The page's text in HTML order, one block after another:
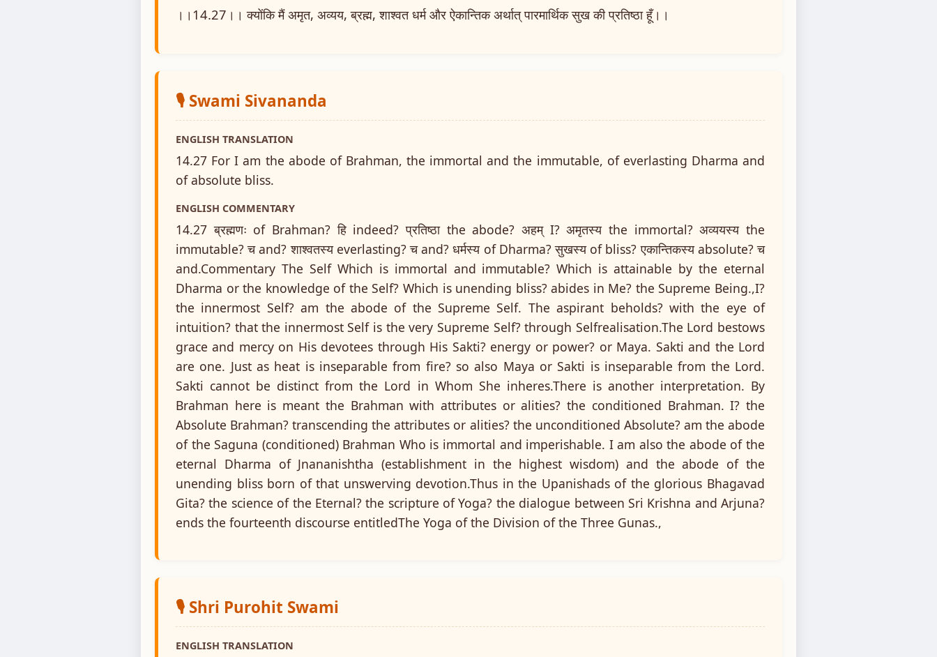
।।14.27।। क्योंकि मैं अमृत, अव्यय, ब्रह्म, शाश्वत धर्म और ऐकान्तिक अर्थात् पारमार्थिक सुख की प्रतिष्ठा हूँ।।
🎙️ Swami Sivananda
ENGLISH TRANSLATION
14.27 For I am the abode of Brahman, the immortal and the immutable, of everlasting Dharma and
of absolute bliss.
ENGLISH COMMENTARY
14.27 ब्रह्मणः of Brahman? हि indeed? प्रतिष्ठा the abode? अहम् I? अमृतस्य the immortal? अव्ययस्य the
immutable? च and? शाश्वतस्य everlasting? च and? धर्मस्य of Dharma? सुखस्य of bliss? एकान्तिकस्य absolute? च
and.Commentary The Self Which is immortal and immutable? Which is attainable by the eternal
Dharma or the knowledge of the Self? Which is unending bliss? abides in Me? the Supreme Being.,I?
the innermost Self? am the abode of the Supreme Self. The aspirant beholds? with the eye of
intuition? that the innermost Self is the very Supreme Self? through Selfrealisation.The Lord bestows
grace and mercy on His devotees through His Sakti? energy or power? or Maya. Sakti and the Lord
are one. Just as heat is inseparable from fire? so also Maya or Sakti is inseparable from the Lord.
Sakti cannot be distinct from the Lord in Whom She inheres.There is another interpretation. By
Brahman here is meant the Brahman with attributes or alities? the conditioned Brahman. I? the
Absolute Brahman? transcending the attributes or alities? the unconditioned Absolute? am the abode
of the Saguna (conditioned) Brahman Who is immortal and imperishable. I am also the abode of the
eternal Dharma of Jnananishtha (establishment in the highest wisdom) and the abode of the
unending bliss born of that unswerving devotion.Thus in the Upanishads of the glorious Bhagavad
Gita? the science of the Eternal? the scripture of Yoga? the dialogue between Sri Krishna and Arjuna?
ends the fourteenth discourse entitledThe Yoga of the Division of the Three Gunas.,
🎙️ Shri Purohit Swami
ENGLISH TRANSLATION